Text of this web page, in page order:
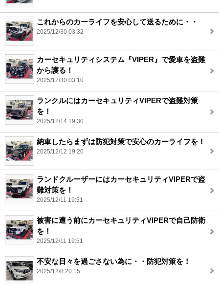
これからのカーライフを安心して送るために・・
2025/12/30 03:32
カーセキュリティシステム『VIPER』で愛車を盗難
から護る！
2025/12/30 03:10
ランクルにはカーセキュリティVIPERで盗難対策
を！
2025/12/14 19:30
納車したらまずは防犯対策で安心のカーライフを！
2025/12/12 19:20
ランドクルーザーにはカーセキュリティVIPERで盗
難対策を！
2025/12/11 19:51
被害に遭う前にカーセキュリティVIPERで自己防衛
を！
2025/12/11 19:51
不安な日々を過ごさない為に・・防犯対策を！
2025/12/8 20:15